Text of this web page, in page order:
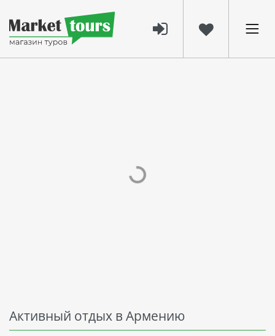
Активный отдых в Армению